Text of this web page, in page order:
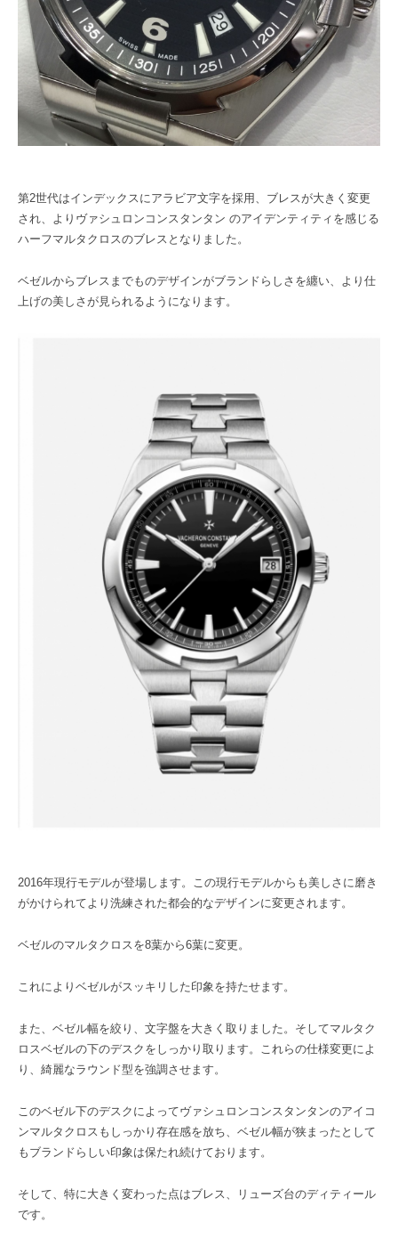
第2世代はインデックスにアラビア文字を採用、ブレスが大きく変更
され、よりヴァシュロンコンスタンタン のアイデンティティを感じる
ハーフマルタクロスのブレスとなりました。
ベゼルからブレスまでものデザインがブランドらしさを纏い、より仕
上げの美しさが見られるようになります。
2016年現行モデルが登場します。この現行モデルからも美しさに磨き
がかけられてより洗練された都会的なデザインに変更されます。
ベゼルのマルタクロスを8葉から6葉に変更。
これによりベゼルがスッキリした印象を持たせます。
また、ベゼル幅を絞り、文字盤を大きく取りました。そしてマルタク
ロスベゼルの下のデスクをしっかり取ります。これらの仕様変更によ
り、綺麗なラウンド型を強調させます。
このベゼル下のデスクによってヴァシュロンコンスタンタンのアイコ
ンマルタクロスもしっかり存在感を放ち、ベゼル幅が狭まったとして
もブランドらしい印象は保たれ続けております。
そして、特に大きく変わった点はブレス、リューズ台のディティール
です。